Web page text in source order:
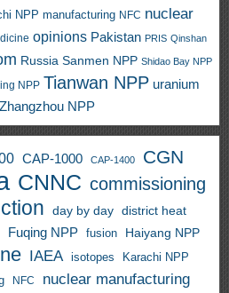
NPP manufacturing NFC nuclear
opinions Pakistan PRIS Qinshan
Russia Sanmen NPP Shidao Bay NPP
NPP Tianwan NPP uranium
Zhangzhou NPP
CAP-1000 CAP-1400 CGN
CNNC commissioning
day by day district heat
Fuqing NPP fusion Haiyang NPP
IAEA isotopes Karachi NPP
NFC nuclear manufacturing